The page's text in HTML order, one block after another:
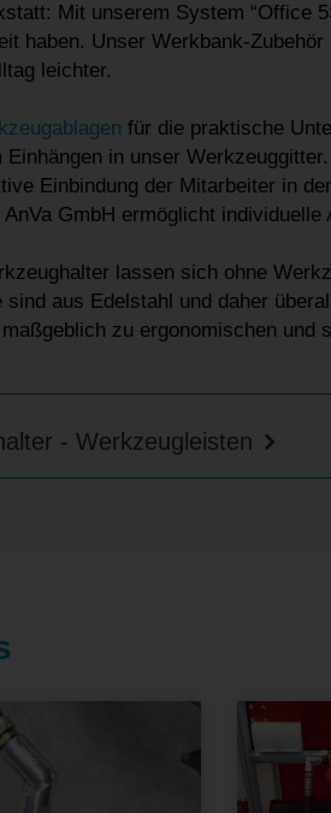
Mit unserem System “Office
haben. Unser Werkbank-
leichter.
für die praktische
in unser
Einbindung der Mitarbeiter in
GmbH ermöglicht
lassen sich ohne
aus Edelstahl und daher
zu ergonomischen und
- Werkzeugleisten